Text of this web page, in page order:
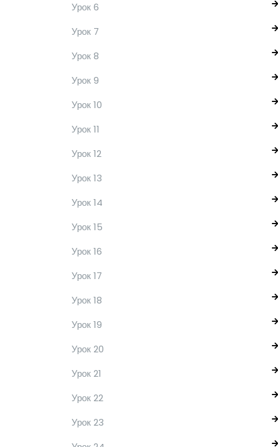
Урок 6
Урок 7
Урок 8
Урок 9
Урок 10
Урок 11
Урок 12
Урок 13
Урок 14
Урок 15
Урок 16
Урок 17
Урок 18
Урок 19
Урок 20
Урок 21
Урок 22
Урок 23